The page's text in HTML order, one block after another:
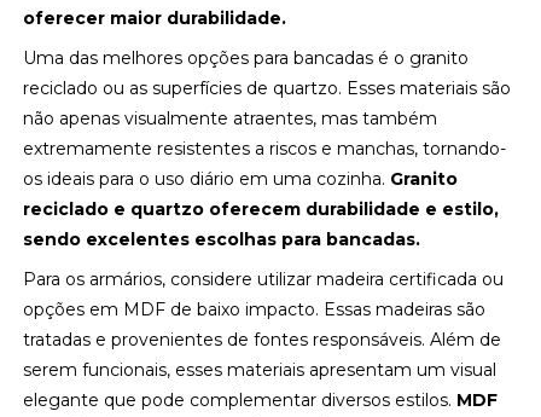
oferecer maior durabilidade.
Uma das melhores opções para bancadas é o granito
reciclado ou as superfícies de quartzo. Esses materiais são
não apenas visualmente atraentes, mas também
extremamente resistentes a riscos e manchas, tornando-
os ideais para o uso diário em uma cozinha. Granito
reciclado e quartzo oferecem durabilidade e estilo,
sendo excelentes escolhas para bancadas.
Para os armários, considere utilizar madeira certificada ou
opções em MDF de baixo impacto. Essas madeiras são
tratadas e provenientes de fontes responsáveis. Além de
serem funcionais, esses materiais apresentam um visual
elegante que pode complementar diversos estilos. MDF